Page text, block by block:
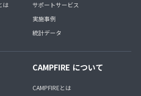
は
サポートサービス
実施事例
統計データ
CAMPFIRE について
CAMPFIREとは